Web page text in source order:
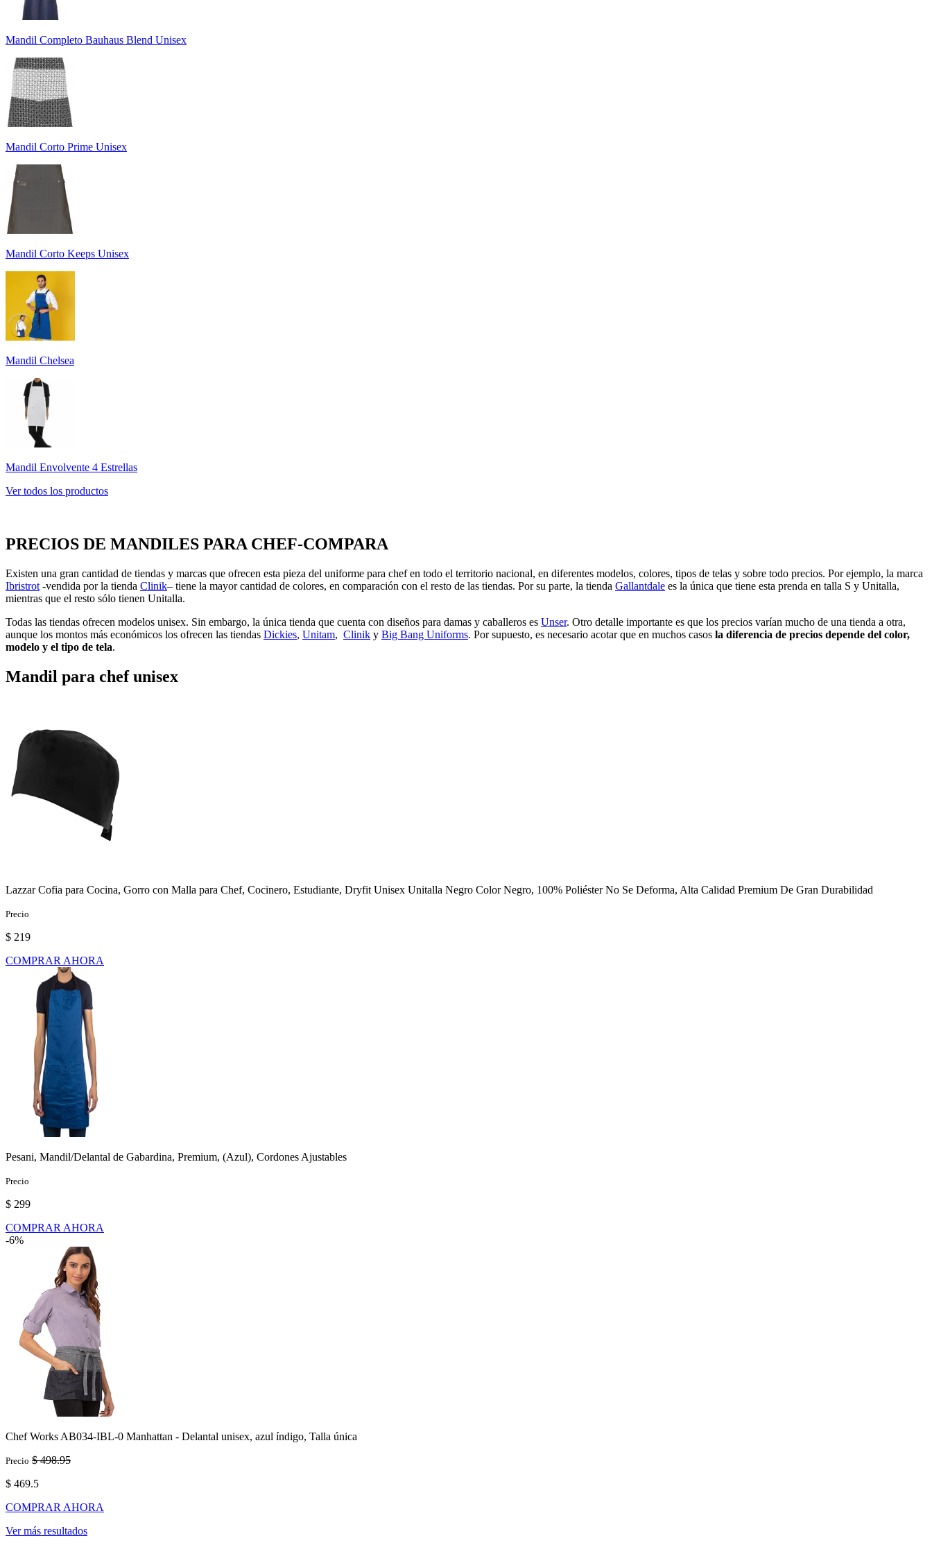
Mandil Completo Bauhaus Blend Unisex
Mandil Corto Prime Unisex
Mandil Corto Keeps Unisex
Mandil Chelsea
Mandil Envolvente 4 Estrellas
Ver todos los productos
PRECIOS DE MANDILES PARA CHEF-COMPARA
Existen una gran cantidad de tiendas y marcas que ofrecen esta pieza del uniforme para chef en todo el territorio nacional, en diferentes modelos, colores, tipos de telas y sobre todo precios. Por ejemplo, la marca
Ibristrot -vendida por la tienda Clinik– tiene la mayor cantidad de colores, en comparación con el resto de las tiendas. Por su parte, la tienda Gallantdale es la única que tiene esta prenda en talla S y Unitalla,
mientras que el resto sólo tienen Unitalla.
Todas las tiendas ofrecen modelos unisex. Sin embargo, la única tienda que cuenta con diseños para damas y caballeros es Unser. Otro detalle importante es que los precios varían mucho de una tienda a otra,
aunque los montos más económicos los ofrecen las tiendas Dickies, Unitam, Clinik y Big Bang Uniforms. Por supuesto, es necesario acotar que en muchos casos la diferencia de precios depende del color,
modelo y el tipo de tela.
Mandil para chef unisex
Lazzar Cofia para Cocina, Gorro con Malla para Chef, Cocinero, Estudiante, Dryfit Unisex Unitalla Negro Color Negro, 100% Poliéster No Se Deforma, Alta Calidad Premium De Gran Durabilidad
Precio
$ 219
COMPRAR AHORA
Pesani, Mandil/Delantal de Gabardina, Premium, (Azul), Cordones Ajustables
Precio
$ 299
COMPRAR AHORA
-6%
Chef Works AB034-IBL-0 Manhattan - Delantal unisex, azul índigo, Talla única
Precio $ 498.95
$ 469.5
COMPRAR AHORA
Ver más resultados